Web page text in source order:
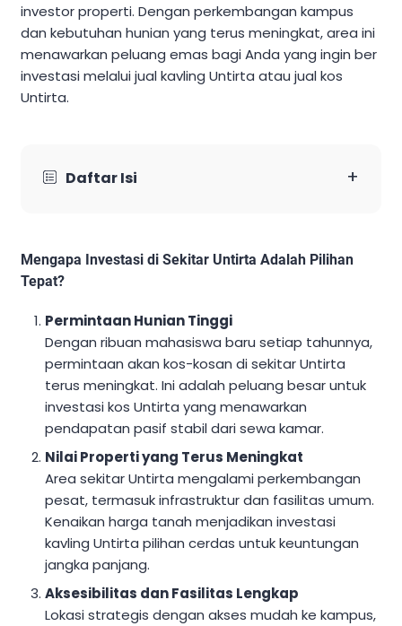
investor properti. Dengan perkembangan kampus
dan kebutuhan hunian yang terus meningkat, area ini
menawarkan peluang emas bagi Anda yang ingin ber
investasi melalui jual kavling Untirta atau jual kos
Untirta.
Daftar Isi +
Mengapa Investasi di Sekitar Untirta Adalah Pilihan
Tepat?
Permintaan Hunian Tinggi
Dengan ribuan mahasiswa baru setiap tahunnya,
permintaan akan kos-kosan di sekitar Untirta
terus meningkat. Ini adalah peluang besar untuk
investasi kos Untirta yang menawarkan
pendapatan pasif stabil dari sewa kamar.
Nilai Properti yang Terus Meningkat
Area sekitar Untirta mengalami perkembangan
pesat, termasuk infrastruktur dan fasilitas umum.
Kenaikan harga tanah menjadikan investasi
kavling Untirta pilihan cerdas untuk keuntungan
jangka panjang.
Aksesibilitas dan Fasilitas Lengkap
Lokasi strategis dengan akses mudah ke kampus,